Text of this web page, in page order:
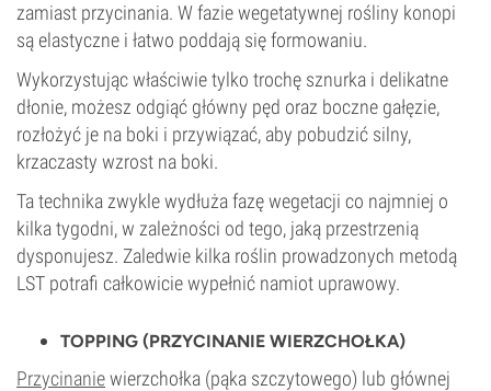
zamiast przycinania. W fazie wegetatywnej rośliny konopi
są elastyczne i łatwo poddają się formowaniu.
Wykorzystując właściwie tylko trochę sznurka i delikatne
dłonie, możesz odgiąć główny pęd oraz boczne gałęzie,
rozłożyć je na boki i przywiązać, aby pobudzić silny,
krzaczasty wzrost na boki.
Ta technika zwykle wydłuża fazę wegetacji co najmniej o
kilka tygodni, w zależności od tego, jaką przestrzenią
dysponujesz. Zaledwie kilka roślin prowadzonych metodą
LST potrafi całkowicie wypełnić namiot uprawowy.
TOPPING (PRZYCINANIE WIERZCHOŁKA)
Przycinaniewierzchołka (pąka szczytowego) lub głównej